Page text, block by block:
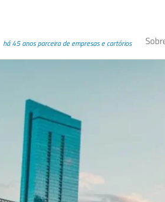
há 45 anos parceira de empresas e cartórios